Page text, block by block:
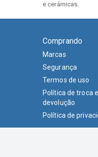
e cerâmicas.
Comprando
Marcas
Segurança
Termos de uso
Política de troca e
devolução
Política de